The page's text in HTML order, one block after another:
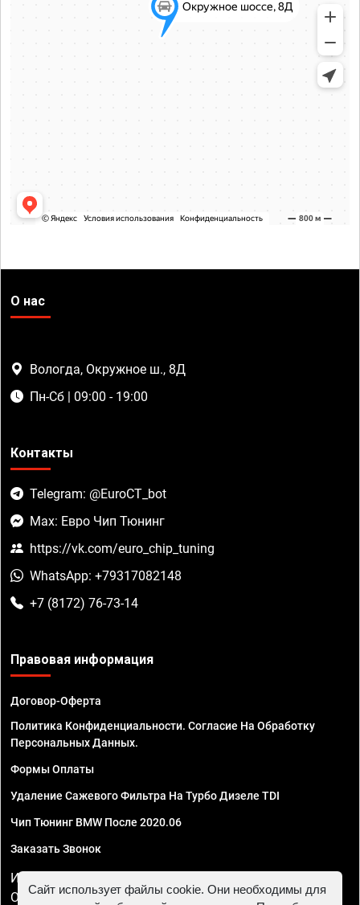
О нас
Вологда, Окружное ш., 8Д
Пн-Сб | 09:00 - 19:00
Контакты
Telegram: @EuroCT_bot
Max: Евро Чип Тюнинг
https://vk.com/euro_chip_tuning
WhatsApp: +79317082148
+7 (8172) 76-73-14
Правовая информация
Договор-Оферта
Политика Конфиденциальности. Согласие На Обработку
Персональных Данных.
Формы Оплаты
Удаление Сажевого Фильтра На Турбо Дизеле TDI
Чип Тюнинг BMW После 2020.06
Заказать Звонок
ИП Смирнов Георгий Павлович. ИНН 781302555843,
ОГРНИП 324470400032610
Сайт использует файлы cookie. Они необходимы для